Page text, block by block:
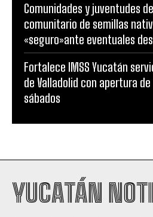
Comunidades y juventudes
comunitario de semillas
«seguro»ante eventuales
Fortalece IMSS Yucatán
de Valladolid con apertura
sábados
YUCATÁN